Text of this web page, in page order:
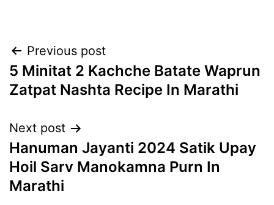
Post
navigation
Previous post
5 Minitat 2 Kachche Batate Waprun
Zatpat Nashta Recipe In Marathi
Next post
Hanuman Jayanti 2024 Satik Upay
Hoil Sarv Manokamna Purn In
Marathi